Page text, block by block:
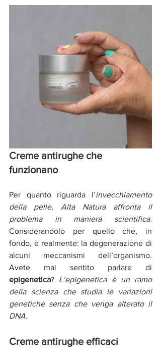
Creme antirughe che
funzionano
Per quanto riguarda l’invecchiamento
della pelle, Alta Natura affronta il
problema in maniera scientifica.
Considerandolo per quello che, in
fondo, è realmente: la degenerazione di
alcuni meccanismi dell’organismo.
epigenetica? L’epigenetica è un ramo
della scienza che studia le variazioni
genetiche senza che venga alterato il
DNA.
Creme antirughe efficaci